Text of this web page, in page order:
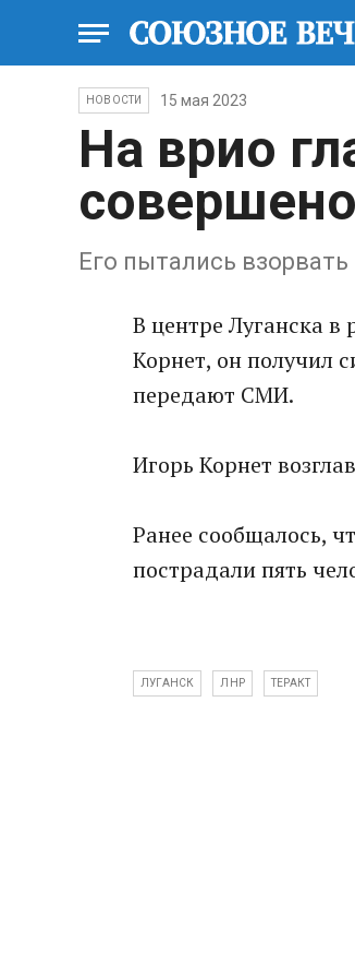
НОВОСТИ 15 мая 2023
На врио
Его пытались взорвать
В центре Луганска в
Корнет, он получил
передают СМИ.
Игорь Корнет
Ранее сообщалось,
пострадали пять
ЛУГАНСК ЛНР ТЕРАКТ